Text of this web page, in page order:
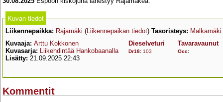
Kuvan tiedot
Liikennepaikka: Rajamäki (Liikennepaikan tiedot) Tasoristeys: Malkamäki
Kuvaaja: Arttu Kokkonen
Kuvasarja: Liikehdintää Hankobaanalla
Lisätty: 21.09.2025 22:43
Dieselveturi
Dr18: 103
Tavaravaunut
Occ:
Kommentit